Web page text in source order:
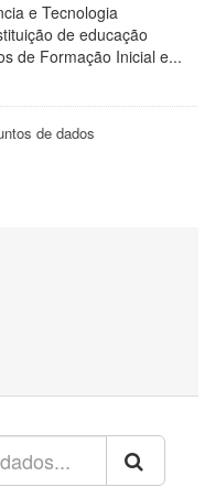
e Tecnologia
de educação
de Formação Inicial e...
de dados